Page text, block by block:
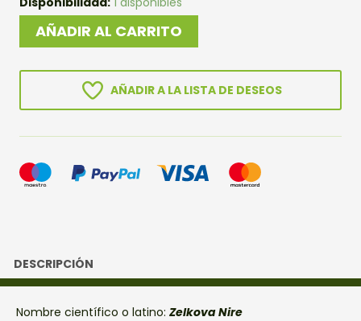
ZELKOVA
NIRE
AÑADIR AL CARRITO
AÑADIR A LA LISTA DE DESEOS
DESCRIPCIÓN
Nombre científico o latino: Zelkova Nire